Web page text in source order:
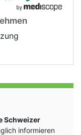
Schweizer
informieren